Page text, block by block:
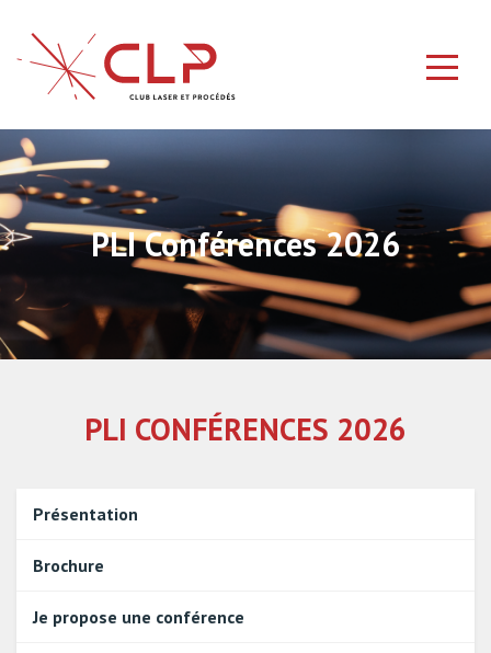
PLI Conférences 2026
PLI CONFÉRENCES 2026
Présentation
Brochure
Je propose une conférence